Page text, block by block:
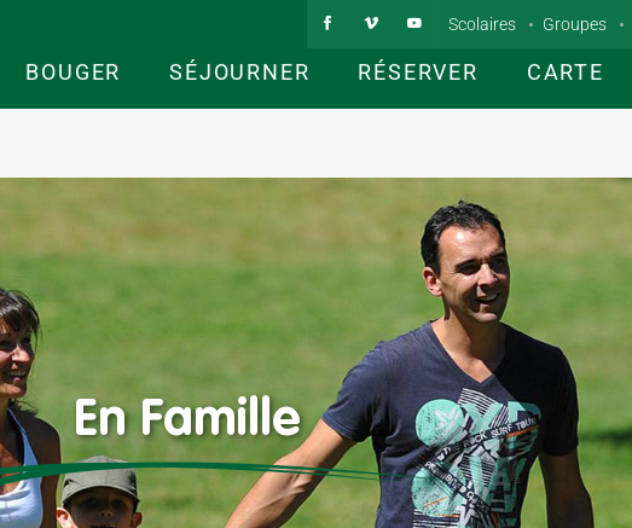
BOUGER SÉJOURNER RÉSERVER CARTE
Scolaires Groupes
En Famille